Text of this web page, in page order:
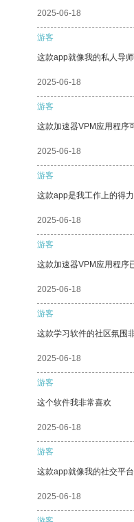
2025-06-18
游客
这款app就像我的私人导
2025-06-18
游客
这款加速器VPM应用程序
2025-06-18
游客
这款app是我工作上的得
2025-06-18
游客
这款加速器VPM应用程序
2025-06-18
游客
这款学习软件的社区氛围
2025-06-18
游客
这个软件我非常喜欢
2025-06-18
游客
这款app就像我的社交平
2025-06-18